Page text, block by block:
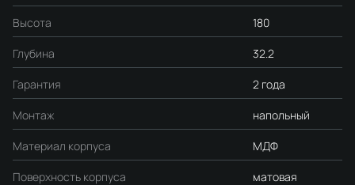
Высота 180
Глубина 32.2
Гарантия 2 года
Монтаж напольный
Материал корпуса МДФ
Поверхность корпуса матовая